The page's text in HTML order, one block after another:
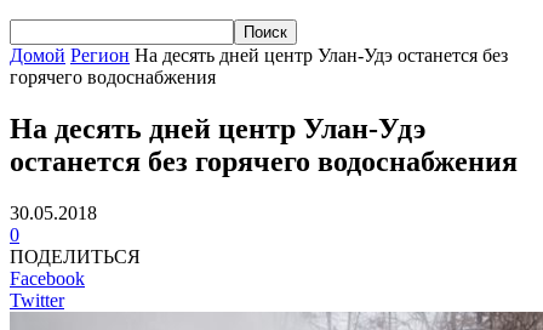
Домой Регион На десять дней центр Улан-Удэ останется без
горячего водоснабжения
На десять дней центр Улан-Удэ
останется без горячего водоснабжения
30.05.2018
0
ПОДЕЛИТЬСЯ
Facebook
Twitter